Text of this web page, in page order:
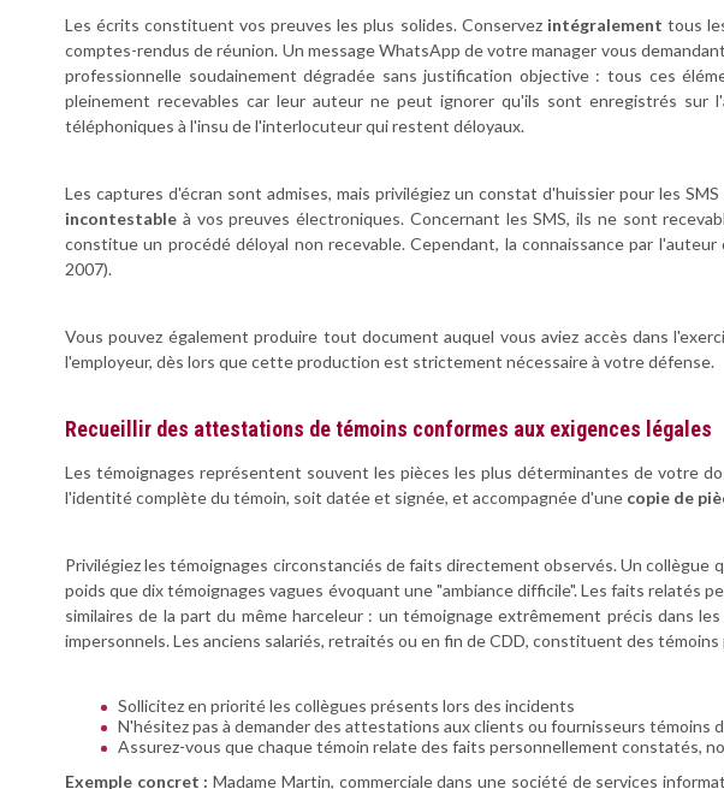
Les écrits constituent vos preuves les plus solides. Conservez intégralement tous
comptes-rendus de réunion. Un message WhatsApp de votre manager vous
professionnelle soudainement dégradée sans justification objective : tous ces
pleinement recevables car leur auteur ne peut ignorer qu'ils sont enregistrés sur
téléphoniques à l'insu de l'interlocuteur qui restent déloyaux.
Les captures d'écran sont admises, mais privilégiez un constat d'huissier pour les
incontestable à vos preuves électroniques. Concernant les SMS, ils ne sont
constitue un procédé déloyal non recevable. Cependant, la connaissance par
2007).
Vous pouvez également produire tout document auquel vous aviez accès dans
l'employeur, dès lors que cette production est strictement nécessaire à votre défense.
Recueillir des attestations de témoins conformes aux exigences légales
Les témoignages représentent souvent les pièces les plus déterminantes de votre
l'identité complète du témoin, soit datée et signée, et accompagnée d'une copie de
Privilégiez les témoignages circonstanciés de faits directement observés. Un collègue
poids que dix témoignages vagues évoquant une "ambiance difficile". Les faits
similaires de la part du même harceleur : un témoignage extrêmement précis dans
impersonnels. Les anciens salariés, retraités ou en fin de CDD, constituent des
Sollicitez en priorité les collègues présents lors des incidents
N'hésitez pas à demander des attestations aux clients ou fournisseurs témoins
Assurez-vous que chaque témoin relate des faits personnellement constatés,
Exemple concret : Madame Martin, commerciale dans une société de services